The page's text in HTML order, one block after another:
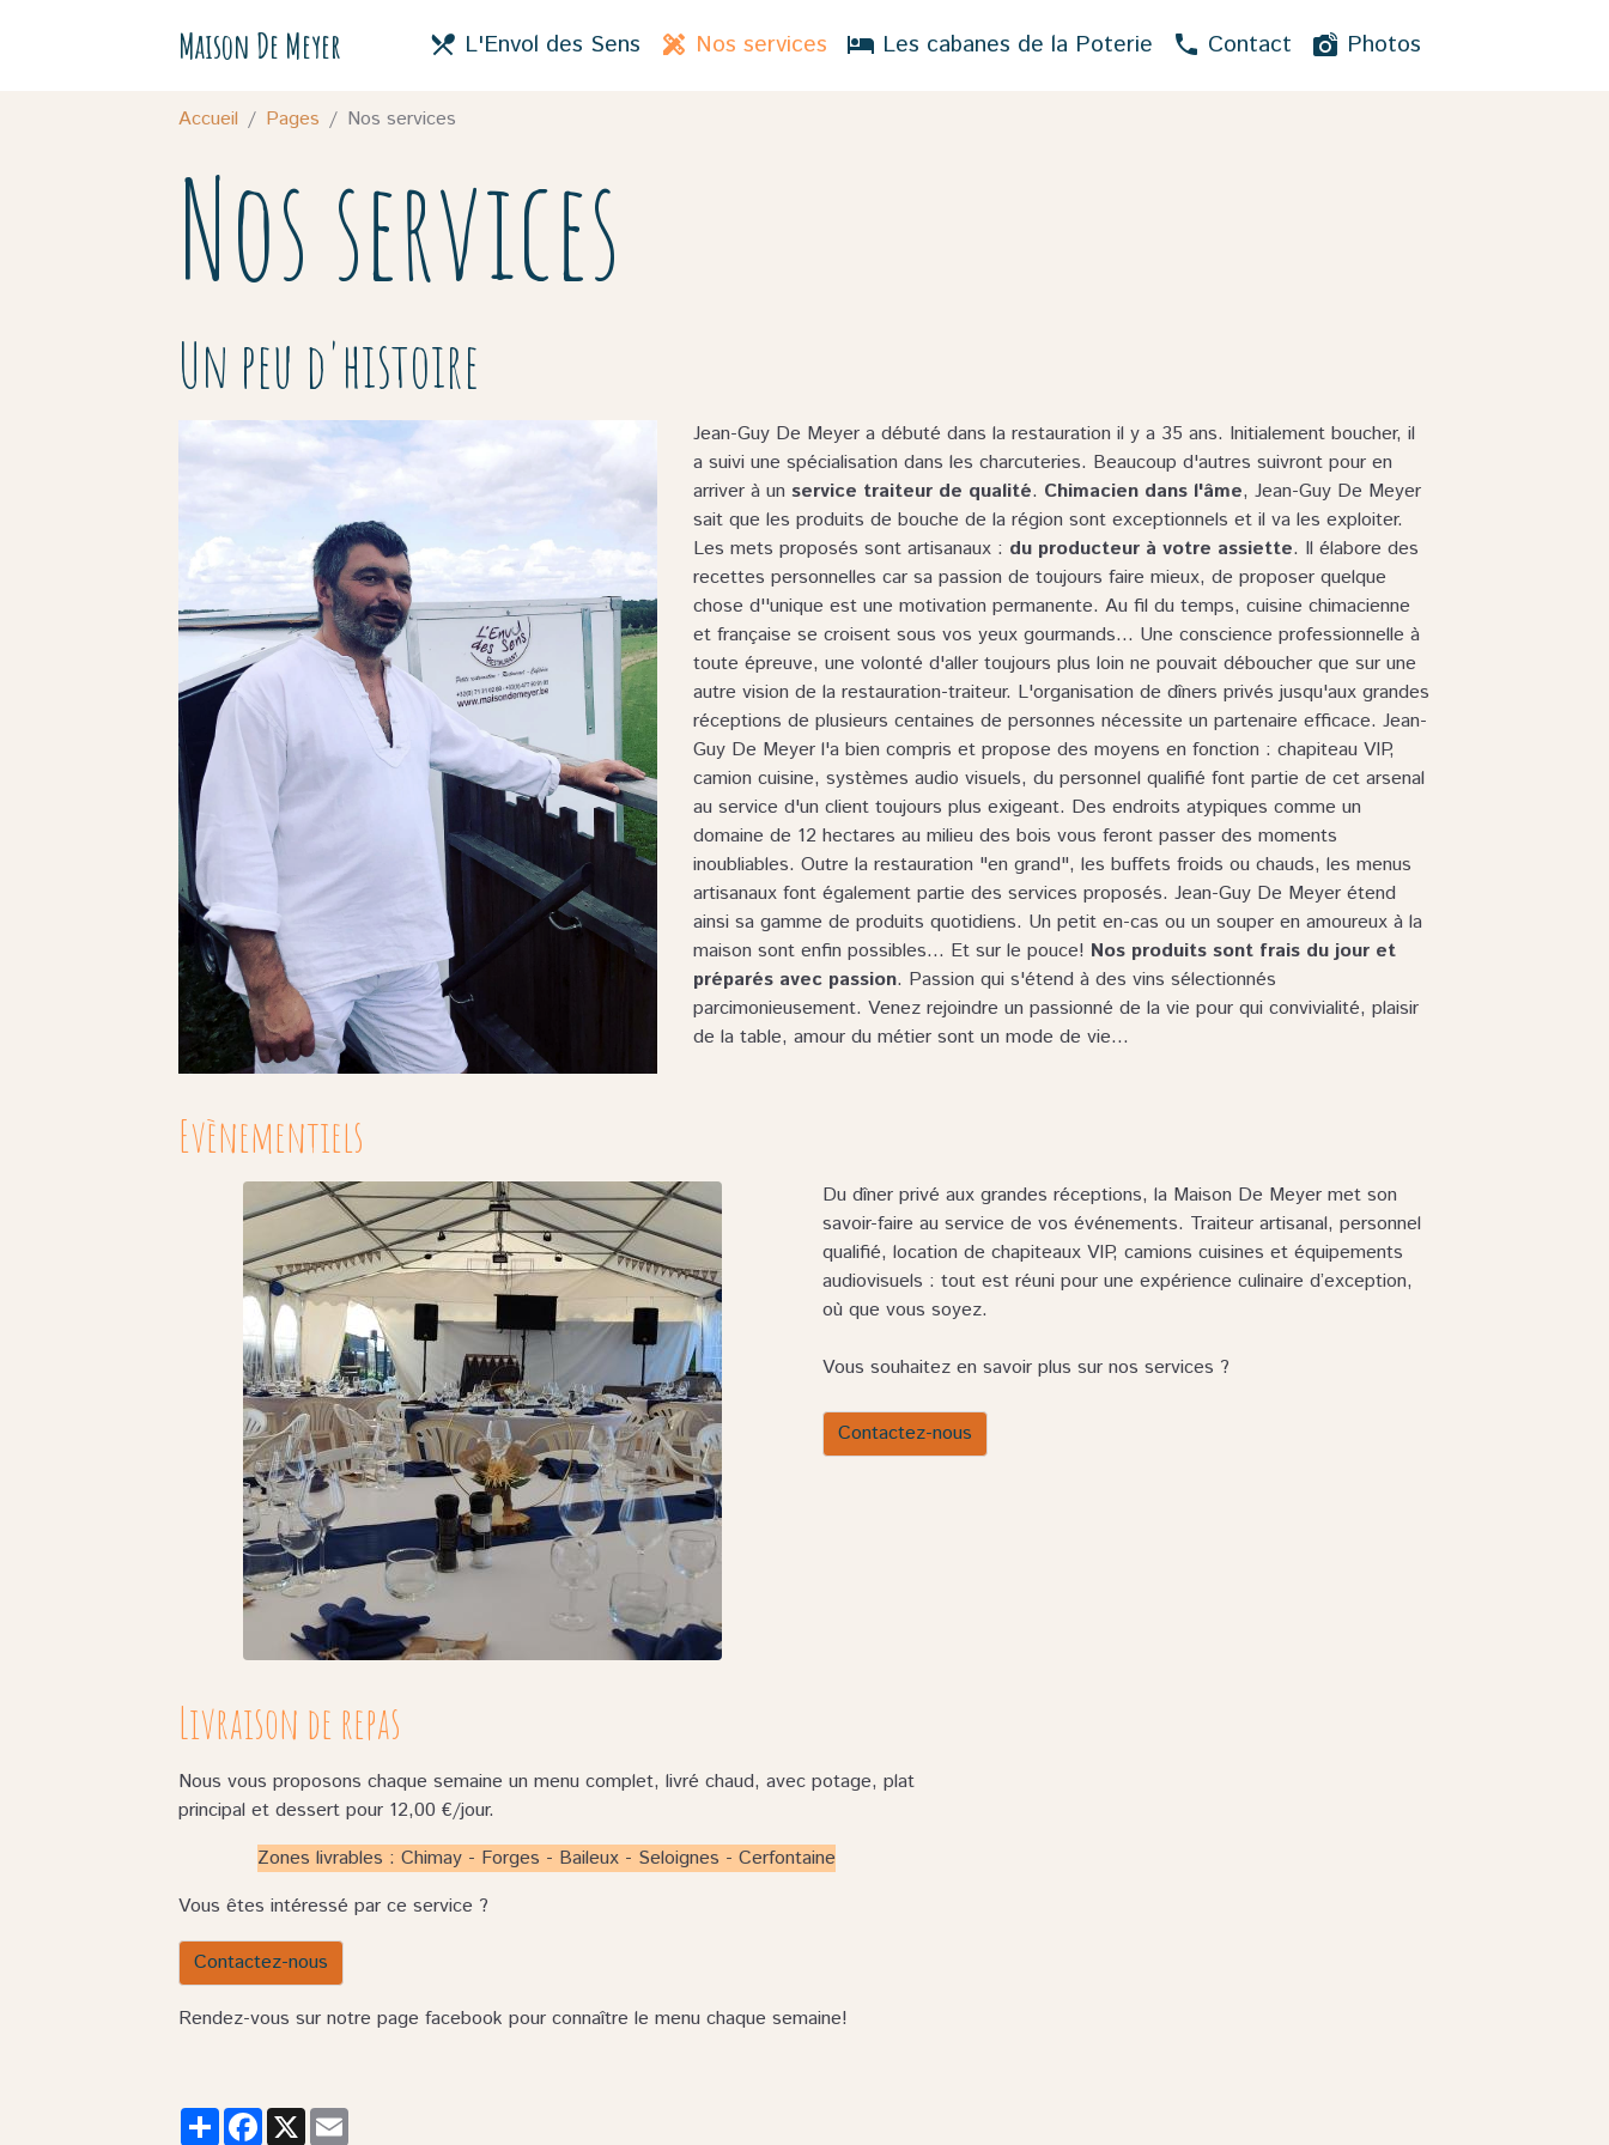
Maison De Meyer L'Envol des Sens Nos services Les cabanes de la Poterie Contact Photos
Accueil Pages Nos services
Nos services
Un peu d'histoire
Jean-Guy De Meyer a débuté dans la restauration il y a 35 ans. Initialement boucher, il
a suivi une spécialisation dans les charcuteries. Beaucoup d'autres suivront pour en
arriver à unservice traiteur de qualité. Chimacien dans l'âme, Jean-Guy De Meyer
sait que les produits de bouche de la région sont exceptionnels et il va les exploiter.
Les mets proposés sont artisanaux : du producteur à votre assiette. Il élabore des
recettes personnelles car sa passion de toujours faire mieux, de proposer quelque
chose d''unique est une motivation permanente. Au fil du temps, cuisine chimacienne
et française se croisent sous vos yeux gourmands... Une conscience professionnelle à
toute épreuve, une volonté d'aller toujours plus loin ne pouvait déboucher que sur une
autre vision de la restauration-traiteur. L'organisation de dîners privés jusqu'aux grandes
réceptions de plusieurs centaines de personnes nécessite un partenaire efficace. Jean-
Guy De Meyer l'a bien compris et propose des moyens en fonction : chapiteau VIP,
camion cuisine, systèmes audio visuels, du personnel qualifié font partie de cet arsenal
au service d'un client toujours plus exigeant. Des endroits atypiques comme un
domaine de 12 hectares au milieu des bois vous feront passer des moments
inoubliables. Outre la restauration "en grand", les buffets froids ou chauds, les menus
artisanaux font également partie des services proposés. Jean-Guy De Meyer étend
ainsi sa gamme de produits quotidiens. Un petit en-cas ou un souper en amoureux à la
maison sont enfin possibles... Et sur le pouce! Nos produits sont frais du jour et
préparés avec passion. Passion qui s'étend à des vins sélectionnés
parcimonieusement. Venez rejoindre un passionné de la vie pour qui convivialité, plaisir
de la table, amour du métier sont un mode de vie...
Evènementiels
Du dîner privé aux grandes réceptions, la Maison De Meyer met son
savoir-faire au service de vos événements. Traiteur artisanal, personnel
qualifié, location de chapiteaux VIP, camions cuisines et équipements
audiovisuels : tout est réuni pour une expérience culinaire d’exception,
où que vous soyez.
Vous souhaitez en savoir plus sur nos services ?
Contactez-nous
Livraison de repas
Nous vous proposons chaque semaine un menu complet, livré chaud, avec potage, plat
principal et dessert pour 12,00 €/jour.
Zones livrables : Chimay - Forges - Baileux - Seloignes - Cerfontaine
Vous êtes intéressé par ce service ?
Contactez-nous
Rendez-vous sur notre page facebook pour connaître le menu chaque semaine!
PartagerFacebook
X